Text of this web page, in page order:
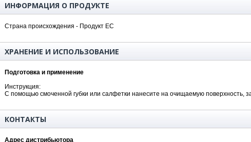
ИНФОРМАЦИЯ О ПРОДУКТЕ
Страна происхождения - Продукт ЕС
ХРАНЕНИЕ И ИСПОЛЬЗОВАНИЕ
Подготовка и применение
Инструкция:
С помощью смоченной губки или салфетки нанесите на очищаемую поверхность,
КОНТАКТЫ
Адрес дистрибьютора